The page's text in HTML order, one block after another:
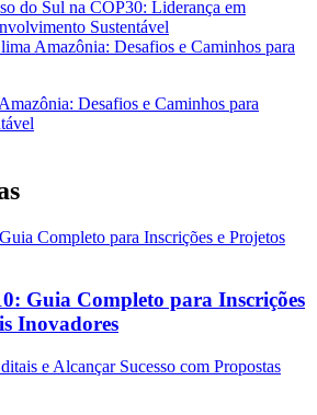
do Sul na COP30: Liderança em
Sustentável
Amazônia: Desafios e Caminhos para
Guia Completo para Inscrições
Inovadores